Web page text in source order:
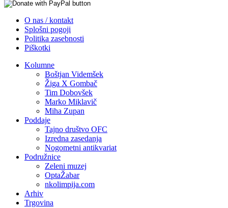
O nas / kontakt
Splošni pogoji
Politika zasebnosti
Piškotki
Kolumne
Boštjan Videmšek
Žiga X Gombač
Tim Dobovšek
Marko Miklavič
Miha Zupan
Poddaje
Tajno društvo OFC
Izredna zasedanja
Nogometni antikvariat
Podružnice
Zeleni muzej
OptaŽabar
nkolimpija.com
Arhiv
Trgovina